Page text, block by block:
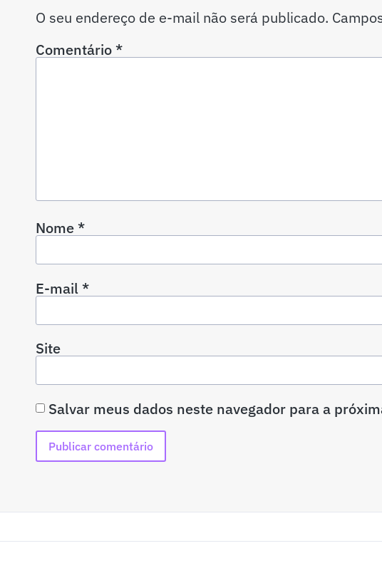
O seu endereço de e-mail não será publicado.
Comentário*
Nome*
E-mail*
Site
Salvar meus dados neste navegador para a